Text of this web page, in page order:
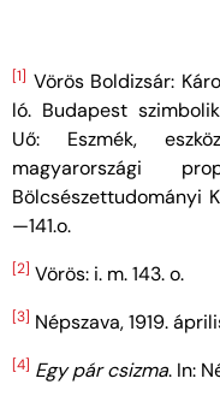
[1] Vörös Boldizsár:
ló. Budapest
Uő: Eszmék,
magyarországi
Bölcsészettudományi
—141.o.
[2] Vörös: i. m. 143. o.
[3] Népszava, 1919. április
[4] Egy pár csizma. In: